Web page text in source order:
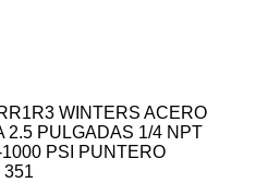
WINTERS ACERO
2.5 PULGADAS 1/4 NPT
PSI PUNTERO
351